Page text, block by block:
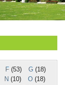
F(53) G(18)
N (10) O(18)